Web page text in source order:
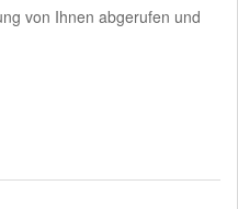
von Ihnen abgerufen und